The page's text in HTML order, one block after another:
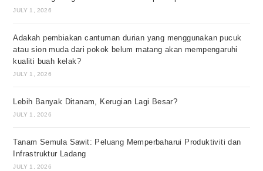
JULY 1, 2026
Adakah pembiakan cantuman durian yang menggunakan pucuk
atau sion muda dari pokok belum matang akan mempengaruhi
kualiti buah kelak?
JULY 1, 2026
Lebih Banyak Ditanam, Kerugian Lagi Besar?
JULY 1, 2026
Tanam Semula Sawit: Peluang Memperbaharui Produktiviti dan
Infrastruktur Ladang
JULY 1, 2026